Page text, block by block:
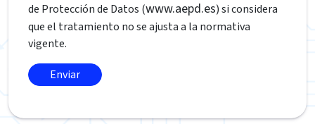
de Protección de Datos (www.aepd.es) si considera
que el tratamiento no se ajusta a la normativa
vigente.